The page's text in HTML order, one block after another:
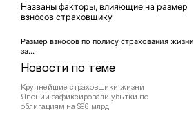
Новости по теме
Крупнейшие страховщики жизни
Японии зафиксировали убытки по
облигациям на $96 млрд
Названы факторы, влияющие на размер
взносов страховщику
Размер взносов по полису страхования жизни
за...